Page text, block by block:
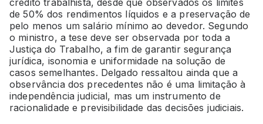
de 50% dos rendimentos líquidos e a preservação de
pelo menos um salário mínimo ao devedor. Segundo
o ministro, a tese deve ser observada por toda a
Justiça do Trabalho, a fim de garantir segurança
jurídica, isonomia e uniformidade na solução de
casos semelhantes. Delgado ressaltou ainda que a
observância dos precedentes não é uma limitação à
independência judicial, mas um instrumento de
racionalidade e previsibilidade das decisões judiciais.